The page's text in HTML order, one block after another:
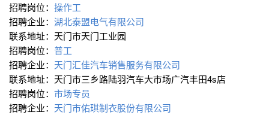
招聘岗位： 操作工
招聘企业： 湖北泰盟电气有限公司
联系地址：天门市天门工业园
招聘岗位： 普工
招聘企业： 天门汇佳汽车销售服务有限公司
联系地址：天门市三乡路陆羽汽车大市场广汽丰田4s店
招聘岗位： 市场专员
招聘企业： 天门市佑琪制衣股份有限公司